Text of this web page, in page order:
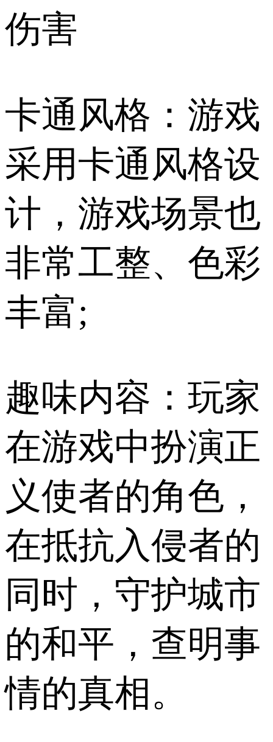
伤害
卡通风格：游戏
采用卡通风格设
计，游戏场景也
非常工整、色彩
丰富;
趣味内容：玩家
在游戏中扮演正
义使者的角色，
在抵抗入侵者的
同时，守护城市
的和平，查明事
情的真相。